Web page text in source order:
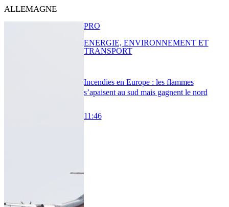
ALLEMAGNE
Incendies en Europe : les flammes
s’apaisent au sud mais gagnent le nord
11:46
PRO
ENERGIE, ENVIRONNEMENT ET
TRANSPORT